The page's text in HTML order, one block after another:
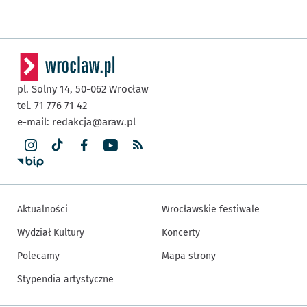
pl. Solny 14, 50-062 Wrocław
tel. 71 776 71 42
e-mail: redakcja@araw.pl
Aktualności
Wydział Kultury
Polecamy
Stypendia artystyczne
Wrocławskie festiwale
Koncerty
Mapa strony